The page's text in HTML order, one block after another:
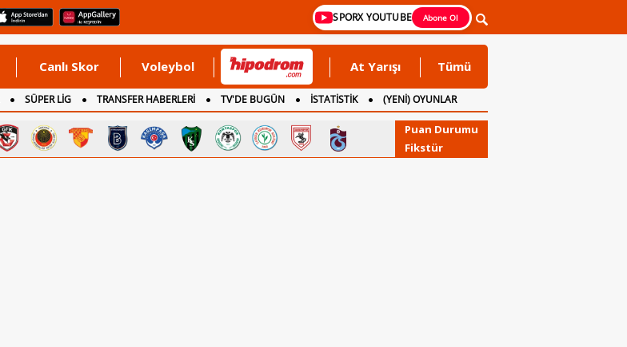
SPORX YOUTUBE Abone Ol
Canlı Skor Voleybol At Yarışı Tümü
SÜPER LİG TRANSFER HABERLERİ TV'DE BUGÜN İSTATİSTİK
(YENİ) OYUNLAR
Puan Durumu
Fikstür